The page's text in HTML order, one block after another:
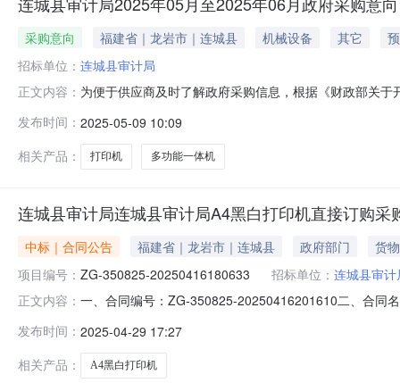
采购意向 福建省｜龙岩市｜连城县 机械设备 其它
招标单位： 连城县审计局
正文内容： 为便于供应商及时了解政府采购信息，根据《财政部关
台主要功能或目标：兄弟/BROTHERDCP-L2628DW黑
发布时间： 2025-05-09 10:09
相关产品：
打印机 多功能一体机
连城县审计局连城县审计局A4黑白打印机直接订购采
中标｜合同公告 福建省｜龙岩市｜连城县 政府部门
货物
项目编号： ZG-350825-20250416180633 招标单位： 连城县审计
正文内容： 一、合同编号：ZG-350825-20250416201610二、合同
城社区金色家园6号305联系方式：13959098521六、合
发布时间： 2025-04-29 17:27
相关产品：
A4黑白打印机